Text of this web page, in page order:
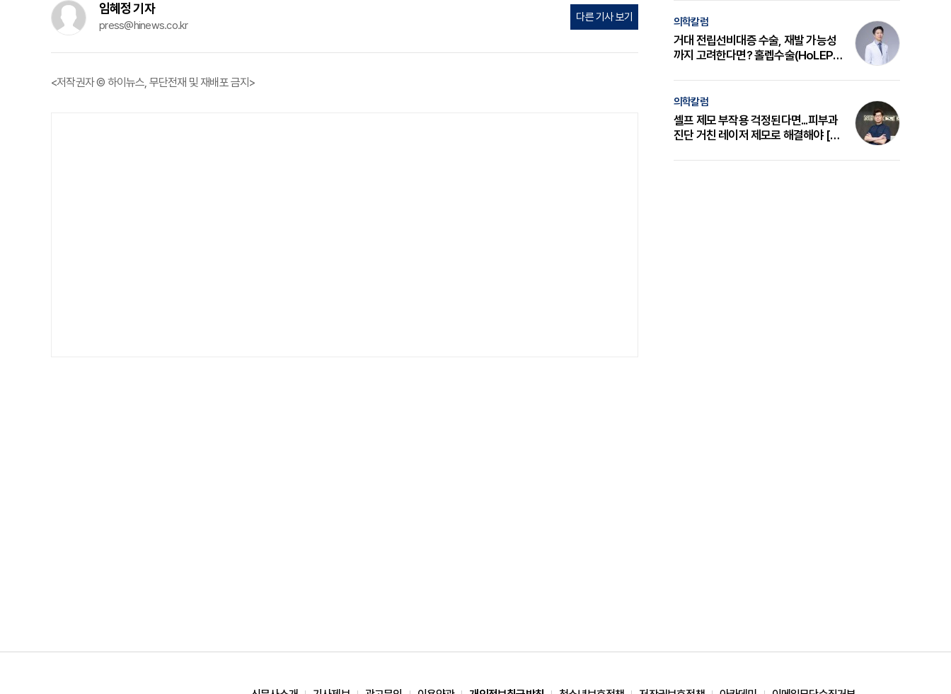
임혜정 기자
press@hinews.co.kr
다른 기사 보기
<저작권자 © 하이뉴스, 무단전재 및 재배포 금지>
의학칼럼
거대 전립선비대증 수술, 재발 가능성
까지 고려한다면? 홀렙수술(HoLEP)
의학칼럼
셀프 제모 부작용 걱정된다면...피부과
진단 거친 레이저 제모로 해결해야 [변